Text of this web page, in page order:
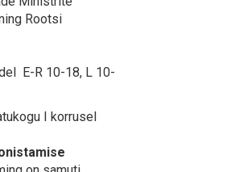
Rootsi
E-R 10-18, L 10-
I korrusel